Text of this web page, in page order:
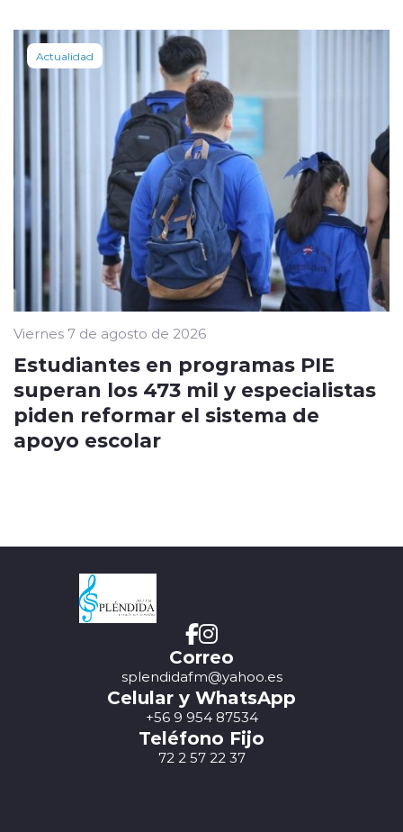
Actualidad
Viernes 7 de agosto de 2026
Estudiantes en programas PIE
superan los 473 mil y especialistas
piden reformar el sistema de
apoyo escolar
Correo
splendidafm@yahoo.es
Celular y WhatsApp
+56 9 954 87534
Teléfono Fijo
72 2 57 22 37